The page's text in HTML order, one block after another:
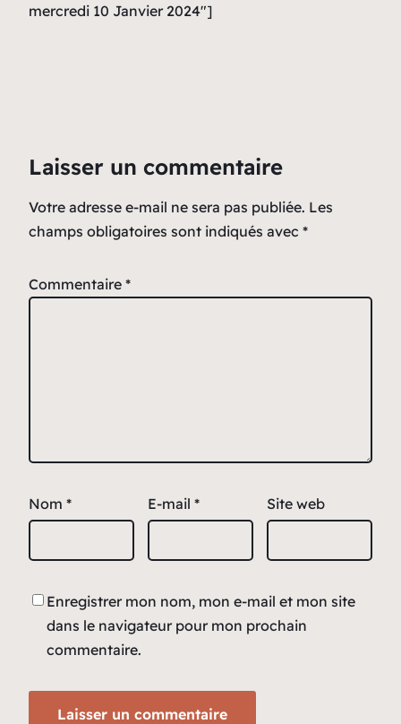
mercredi 10 Janvier 2024″]
Laisser un commentaire
Votre adresse e-mail ne sera pas publiée. Les
champs obligatoires sont indiqués avec *
Commentaire *
Nom * E-mail * Site web
Enregistrer mon nom, mon e-mail et mon site
dans le navigateur pour mon prochain
commentaire.